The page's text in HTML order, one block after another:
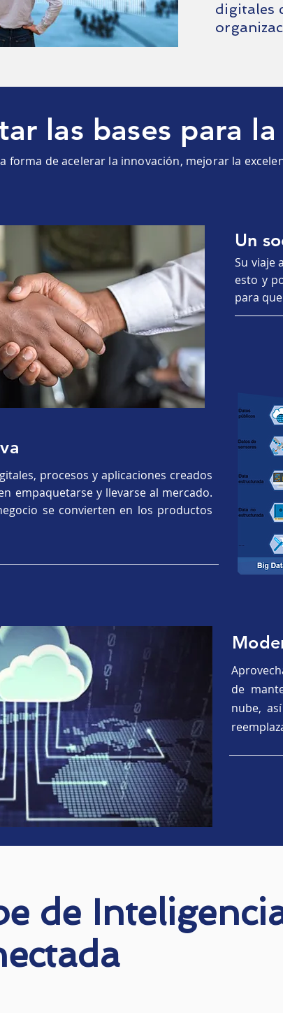
digitales
ayudamos?
innovación en plataformas y
artificial, para los sectores de:
logística y público, entre otros.
sus clientes soberanía digital al proveerles:
mejorar la excelencia operativa y
las bases para
forma de acelerar la innovación, mejorar la
procesos y aplicaciones creados
empaquetarse y llevarse al mercado.
se convierten en los productos
Un
Su viaje
esto y
para
de
nube,
de